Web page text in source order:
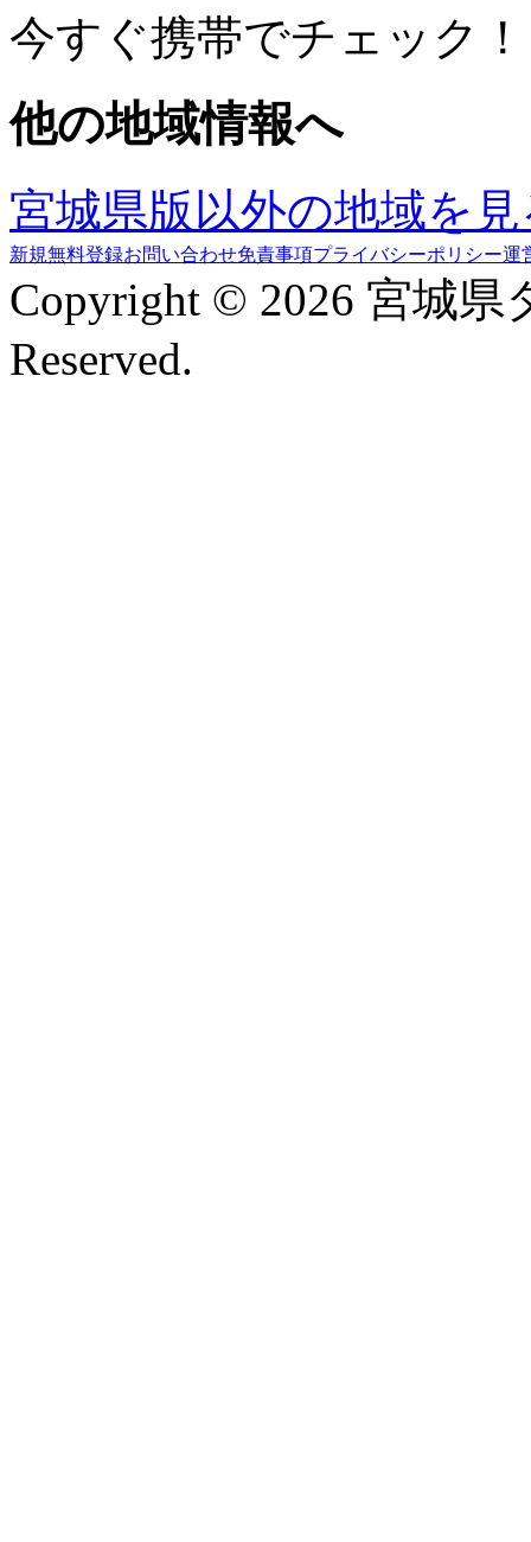
今すぐ携帯でチェック！
他の地域情報へ
宮城県版以外の地域を
新規無料登録お問い合わせ免責事項プライバシーポリシー運
Copyright © 2026 宮城
Reserved.